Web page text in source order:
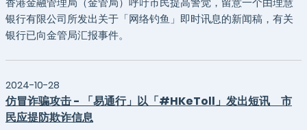
银行有限公司所发出关于「网络钓鱼」即时讯息的新闻稿，有关
银行已向金管局汇报事件。
2024-10-28
仿冒诈骗攻击 - 「易通行」以「#HKeToll」发出短讯 市
民应提防欺诈信息